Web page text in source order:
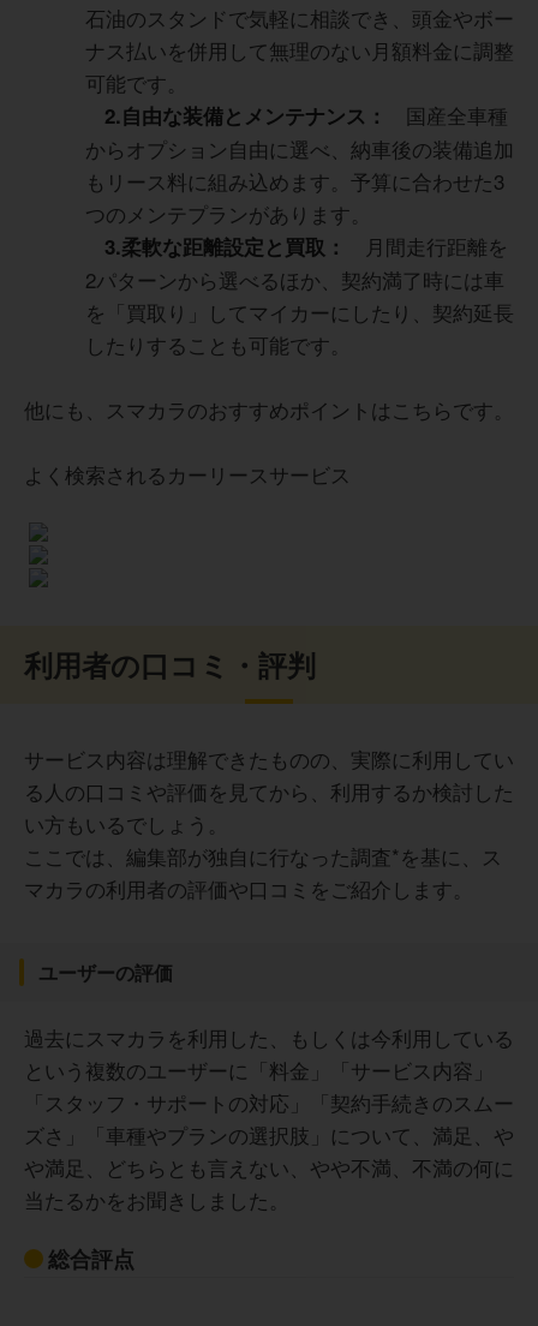
石油のスタンドで気軽に相談でき、頭金やボー
ナス払いを併用して無理のない月額料金に調整
可能です。
2.自由な装備とメンテナンス：
国産全車種
からオプション自由に選べ、納車後の装備追加
もリース料に組み込めます。予算に合わせた3
つのメンテプランがあります。
3.柔軟な距離設定と買取：
月間走行距離を
2パターンから選べるほか、契約満了時には車
を「買取り」してマイカーにしたり、契約延長
したりすることも可能です。
他にも、スマカラのおすすめポイントはこちらです。
よく検索されるカーリースサービス
利用者の口コミ・評判
サービス内容は理解できたものの、実際に利用してい
る人の口コミや評価を見てから、利用するか検討した
い方もいるでしょう。
ここでは、編集部が独自に行なった調査*を基に、ス
マカラの利用者の評価や口コミをご紹介します。
ユーザーの評価
過去にスマカラを利用した、もしくは今利用している
という複数のユーザーに「料金」「サービス内容」
「スタッフ・サポートの対応」「契約手続きのスムー
ズさ」「車種やプランの選択肢」について、満足、や
や満足、どちらとも言えない、やや不満、不満の何に
当たるかをお聞きしました。
総合評点